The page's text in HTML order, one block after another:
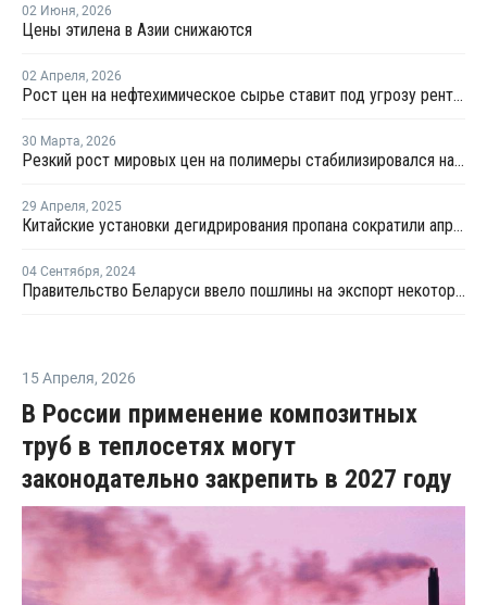
02 Июня, 2026
Цены этилена в Азии снижаются
02 Апреля, 2026
Рост цен на нефтехимическое сырье ставит под угрозу рентабельность российских переработчиков пластмасс
30 Марта, 2026
Резкий рост мировых цен на полимеры стабилизировался на уровнях 2022 года
29 Апреля, 2025
Китайские установки дегидрирования пропана сократили апрельские поставки на фоне тарифов
04 Сентября, 2024
Правительство Беларуси ввело пошлины на экспорт некоторых нефтепродуктов
15 Апреля, 2026
В России применение композитных
труб в теплосетях могут
законодательно закрепить в 2027 году